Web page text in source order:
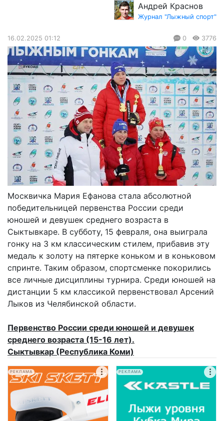
Андрей Краснов
Журнал "Лыжный спорт"
16.02.2025 01:12 0 3776
Москвичка Мария Ефанова стала абсолютной
победительницей первенства России среди
юношей и девушек среднего возраста в
Сыктывкаре. В субботу, 15 февраля, она выиграла
гонку на 3 км классическим стилем, прибавив эту
медаль к золоту на пятерке коньком и в коньковом
спринте. Таким образом, спортсменке покорились
все личные дисциплины турнира. Среди юношей на
дистанции 5 км классикой первенствовал Арсений
Лыков из Челябинской области.
Первенство России среди юношей и девушек
среднего возраста (15-16 лет).
Сыктывкар (Республика Коми)
РЕКЛАМА РЕКЛАМА